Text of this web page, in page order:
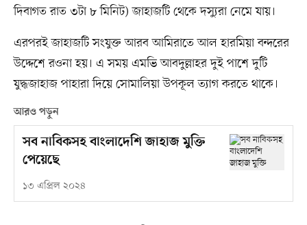
দিবাগত রাত ৩টা ৮ মিনিট) জাহাজটি থেকে দস্যুরা নেমে যায়।
এরপরই জাহাজটি সংযুক্ত আরব আমিরাতে আল হারমিয়া বন্দরের
উদ্দেশে রওনা হয়। এ সময় এমভি আবদুল্লাহর দুই পাশে দুটি
যুদ্ধজাহাজ পাহারা দিয়ে সোমালিয়া উপকূল ত্যাগ করতে থাকে।
আরও পড়ুন
সব নাবিকসহ বাংলাদেশি জাহাজ মুক্তি
পেয়েছে
১৩ এপ্রিল ২০২৪